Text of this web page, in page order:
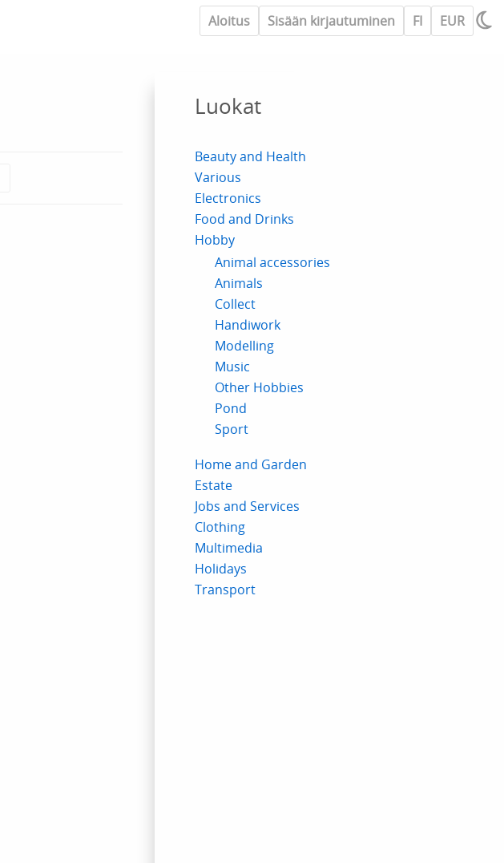
Aloitus Sisään kirjautuminen FI EUR
Luokat
Beauty and Health
Various
Electronics
Food and Drinks
Hobby
Animal accessories
Animals
Collect
Handiwork
Modelling
Music
Other Hobbies
Pond
Sport
Home and Garden
Estate
Jobs and Services
Clothing
Multimedia
Holidays
Transport